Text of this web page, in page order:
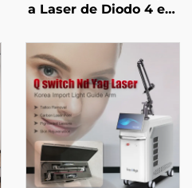
a Laser de Diodo 4 em
Substituíveis,
potências de 600 W,
1200 W, 1800 W e 3000
W, e comprimentos de
onda de 755 nm, 808
nm, 940 nm e 1064
nm, aprovada pela
MDR, FDA e MDSAP